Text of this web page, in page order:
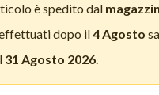
è spedito dal
dopo il4 Agosto
31 Agosto 2026.